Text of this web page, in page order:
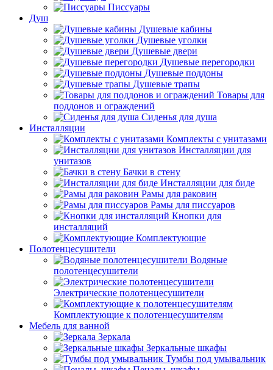
Писсуары
Душ
Душевые кабины
Душевые уголки
Душевые двери
Душевые перегородки
Душевые поддоны
Душевые трапы
Товары для
поддонов и ограждений
Сиденья для душа
Инсталляции
Комплекты с унитазами
Инсталляции для
унитазов
Бачки в стену
Инсталляции для биде
Рамы для раковин
Рамы для писсуаров
Кнопки для
инсталляций
Комплектующие
Полотенцесушители
Водяные
полотенцесушители
Электрические полотенцесушители
Комплектующие к полотенцесушителям
Мебель для ванной
Зеркала
Зеркальные шкафы
Тумбы под умывальник